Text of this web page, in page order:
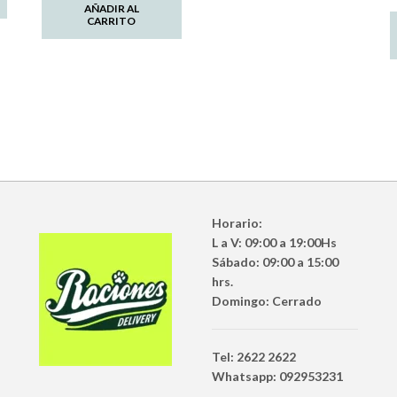
AÑADIR AL
CARRITO
Horario:
L a V: 09:00 a 19:00Hs
Sábado: 09:00 a 15:00
hrs.
Domingo: Cerrado
Tel: 2622 2622
Whatsapp: 092953231